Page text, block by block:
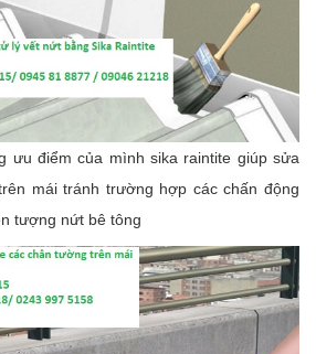
ưu điểm của mình sika raintite giúp sửa
mái tránh trường hợp các chấn động
tượng nứt bê tông